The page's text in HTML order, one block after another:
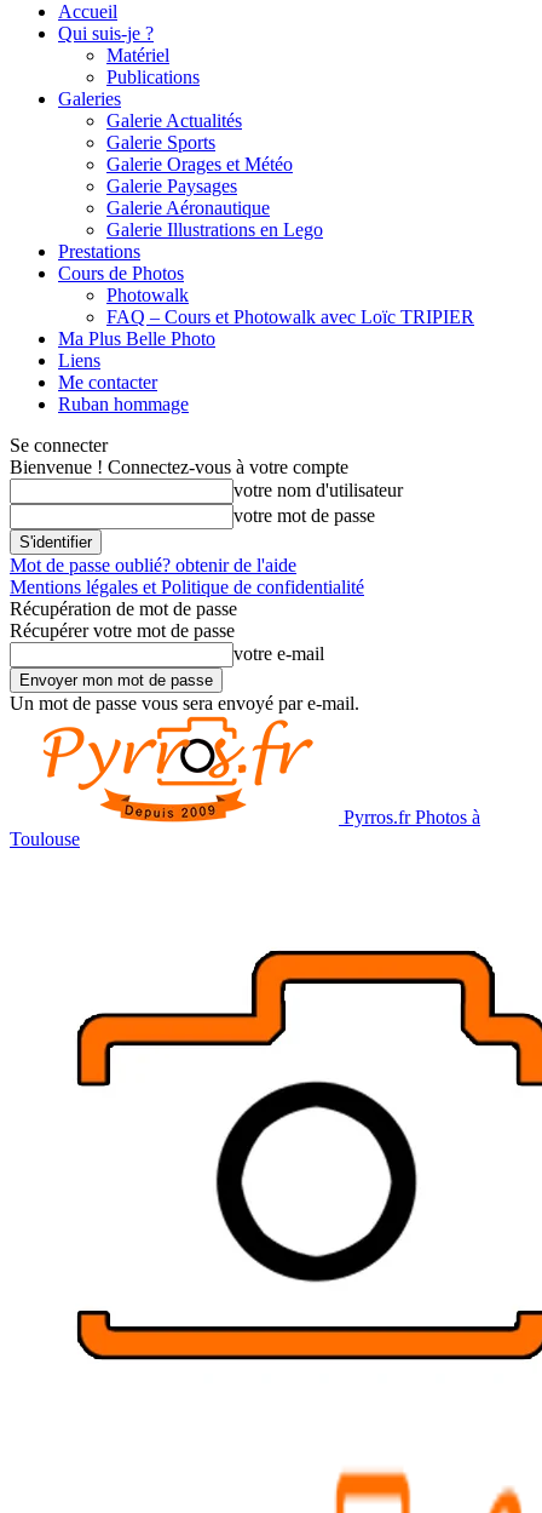
Accueil
Qui suis-je ?
Matériel
Publications
Galeries
Galerie Actualités
Galerie Sports
Galerie Orages et Météo
Galerie Paysages
Galerie Aéronautique
Galerie Illustrations en Lego
Prestations
Cours de Photos
Photowalk
FAQ – Cours et Photowalk avec Loïc TRIPIER
Ma Plus Belle Photo
Liens
Me contacter
Ruban hommage
Se connecter
Bienvenue ! Connectez-vous à votre compte
votre nom d'utilisateur
votre mot de passe
Mot de passe oublié? obtenir de l'aide
Mentions légales et Politique de confidentialité
Récupération de mot de passe
Récupérer votre mot de passe
votre e-mail
Un mot de passe vous sera envoyé par e-mail.
Pyrros.fr Photos à
Toulouse